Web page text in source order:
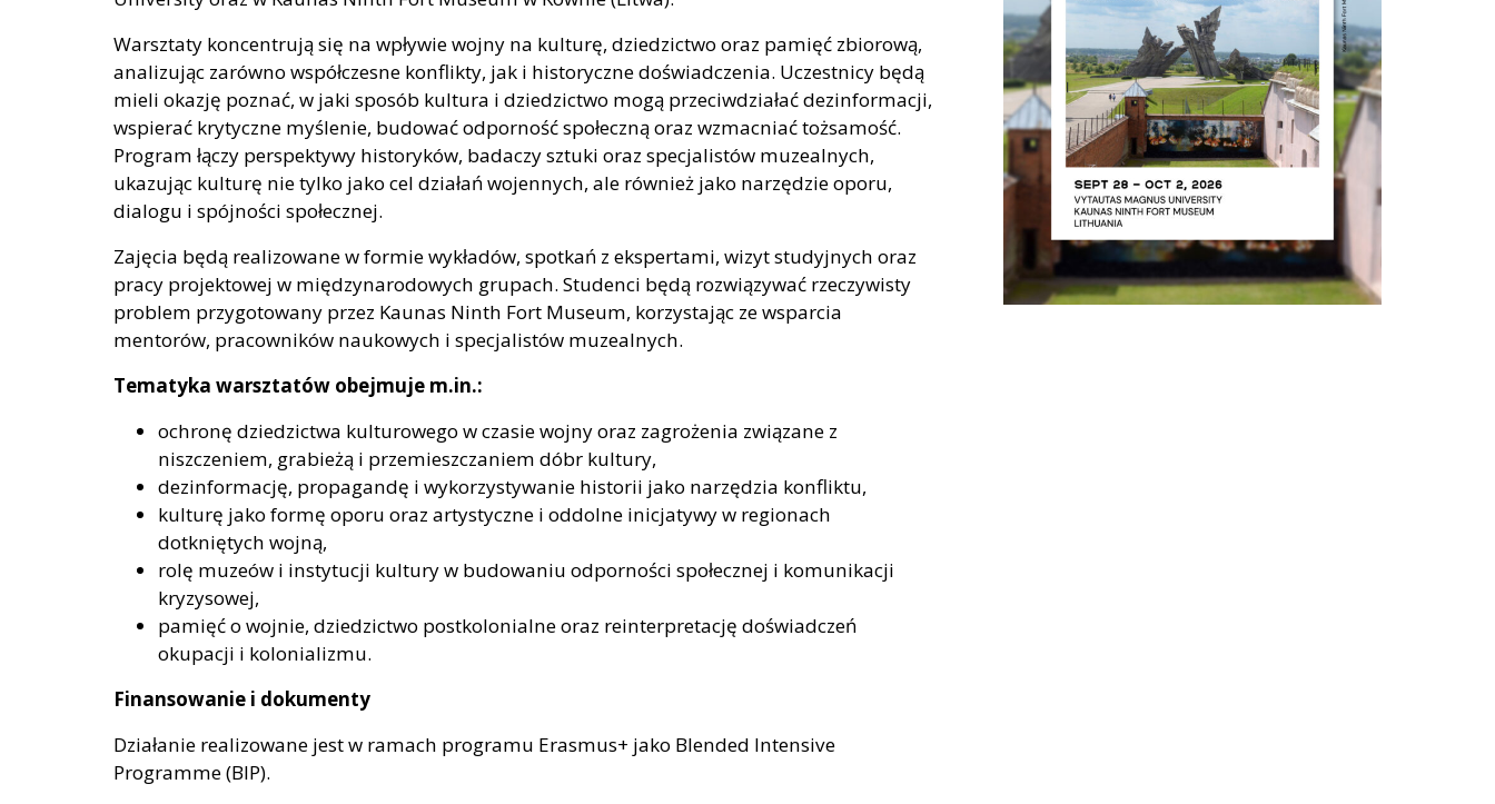
Warsztaty koncentrują się na wpływie wojny na kulturę, dziedzictwo oraz pamięć zbiorową,
analizując zarówno współczesne konflikty, jak i historyczne doświadczenia. Uczestnicy będą
mieli okazję poznać, w jaki sposób kultura i dziedzictwo mogą przeciwdziałać dezinformacji,
wspierać krytyczne myślenie, budować odporność społeczną oraz wzmacniać tożsamość.
Program łączy perspektywy historyków, badaczy sztuki oraz specjalistów muzealnych,
ukazując kulturę nie tylko jako cel działań wojennych, ale również jako narzędzie oporu,
dialogu i spójności społecznej.
Zajęcia będą realizowane w formie wykładów, spotkań z ekspertami, wizyt studyjnych oraz
pracy projektowej w międzynarodowych grupach. Studenci będą rozwiązywać rzeczywisty
problem przygotowany przez Kaunas Ninth Fort Museum, korzystając ze wsparcia
mentorów, pracowników naukowych i specjalistów muzealnych.
Tematyka warsztatów obejmuje m.in.:
ochronę dziedzictwa kulturowego w czasie wojny oraz zagrożenia związane z
niszczeniem, grabieżą i przemieszczaniem dóbr kultury,
dezinformację, propagandę i wykorzystywanie historii jako narzędzia konfliktu,
kulturę jako formę oporu oraz artystyczne i oddolne inicjatywy w regionach
dotkniętych wojną,
rolę muzeów i instytucji kultury w budowaniu odporności społecznej i komunikacji
kryzysowej,
pamięć o wojnie, dziedzictwo postkolonialne oraz reinterpretację doświadczeń
okupacji i kolonializmu.
Finansowanie i dokumenty
Działanie realizowane jest w ramach programu Erasmus+ jako Blended Intensive
Programme (BIP).